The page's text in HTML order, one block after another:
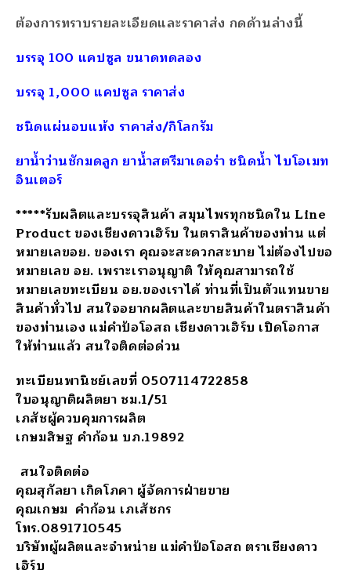
ต้องการทราบรายละเอียดและราคาส่ง กดด้านล่างนี้
บรรจุ 100 แคปซูล ขนาดทดลอง
บรรจุ 1,000 แคปซูล ราคาส่ง
ชนิดแผ่นอบแห้ง ราคาส่ง/กิโลกรัม
ยาน้ำว่านชักมดลูก ยาน้ำสตรีมาเดอร่า ชนิดน้ำ ไบโอเมท
อินเตอร์
*****รับผลิตและบรรจุสินค้า สมุนไพรทุกชนิดใน Line
Product ของเชียงดาวเฮิร์บ ในตราสินค้าของท่าน แต่
หมายเลขอย. ของเรา คุณจะสะดวกสะบาย ไม่ต้องไปขอ
หมายเลข อย. เพราะเราอนุญาติ ให้คุณสามารถใช้
หมายเลขทะเบียน อย.ของเราได้ ท่านที่เป็นตัวแทนขาย
สินค้าทั่วไป สนใจอยากผลิตและขายสินค้าในตราสินค้า
ของท่านเอง แม่คำป้อโอสถ เชียงดาวเฮิร์บ เปิดโอกาส
ให้ท่านแล้ว สนใจติดต่อด่วน
ทะเบียนพานิชย์เลขที่ 0507114722858
ใบอนุญาติผลิตยา ชม.1/51
เภสัชผู้ควบคุมการผลิต
เกษมสิษฐ คำก้อน บภ.19892
สนใจติดต่อ
คุณสุกัลยา เกิดโภคา ผู้จัดการฝ่ายขาย
คุณเกษม คำก้อน เภเสัชกร
โทร.0891710545
บริษัทผู้ผลิตและจำหน่าย แม่คำป้อโอสถ ตราเชียงดาว
เฮิร์บ